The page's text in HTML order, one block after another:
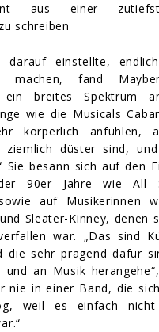
aus einer
schreiben
darauf einstellte,
machen, fand
ein breites Spektrum
wie die Musicals
körperlich anfühlen,
ziemlich düster sind,
Sie besann sich auf den
90er Jahre wie All
auf Musikerinnen
Sleater-Kinney, denen
war. „Das sind
die sehr prägend dafür
und an Musik
nie in einer Band, die
weil es einfach